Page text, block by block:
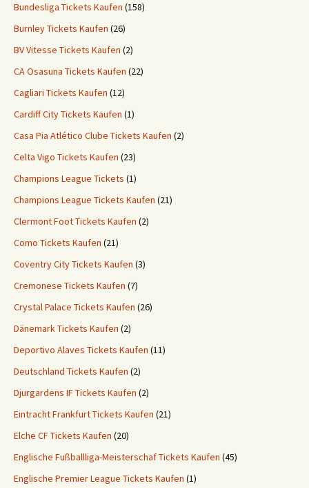
Bundesliga Tickets Kaufen (158)
Burnley Tickets Kaufen (26)
BV Vitesse Tickets Kaufen (2)
CA Osasuna Tickets Kaufen (22)
Cagliari Tickets Kaufen (12)
Cardiff City Tickets Kaufen (1)
Casa Pia Atlético Clube Tickets Kaufen (2)
Celta Vigo Tickets Kaufen (23)
Champions League Tickets (1)
Champions League Tickets Kaufen (21)
Clermont Foot Tickets Kaufen (2)
Como Tickets Kaufen (21)
Coventry City Tickets Kaufen (3)
Cremonese Tickets Kaufen (7)
Crystal Palace Tickets Kaufen (26)
Dänemark Tickets Kaufen (2)
Deportivo Alaves Tickets Kaufen (11)
Deutschland Tickets Kaufen (2)
Djurgardens IF Tickets Kaufen (2)
Eintracht Frankfurt Tickets Kaufen (21)
Elche CF Tickets Kaufen (20)
Englische Fußballliga-Meisterschaf Tickets Kaufen (45)
Englische Premier League Tickets Kaufen (1)